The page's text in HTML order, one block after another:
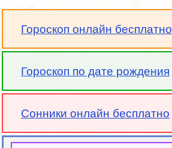
Гороскоп онлайн бесплатно
Гороскоп по дате рождения
Сонники онлайн бесплатно